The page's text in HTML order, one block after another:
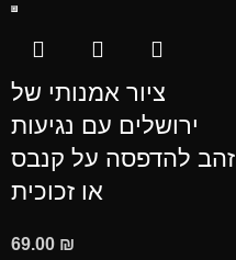
ציור אמנותי של
ירושלים עם נגיעות
זהב להדפסה על קנבס
או זכוכית
69.00 ₪